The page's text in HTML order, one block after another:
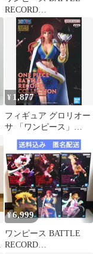
RECORD
COLLECTION フィギ
ュア
¥ 1,877
フィギュア グロリオー
サ 「ワンピース」
BATTLE RECORD
COLLECTION-
GLORIOSA-【14日以内
発送】
¥6,999
ワンピース BATTLE
RECORD